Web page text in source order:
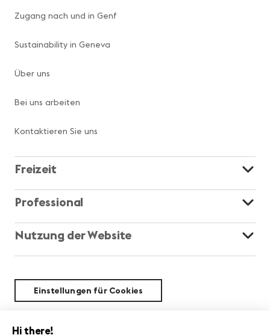
Zugang nach und in Genf
Sustainability in Geneva
Über uns
Bei uns arbeiten
Kontaktieren Sie uns
Freizeit
Professional
Nutzung der Website
Einstellungen für Cookies